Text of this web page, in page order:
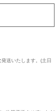
送いたします。(土日